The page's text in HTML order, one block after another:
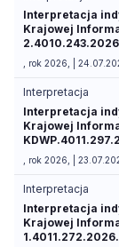
Interpretacja
Krajowej
, rok 2026, |
Interpretacja
Interpretacja
Krajowej
, rok 2026, |
Interpretacja
Interpretacja
Krajowej